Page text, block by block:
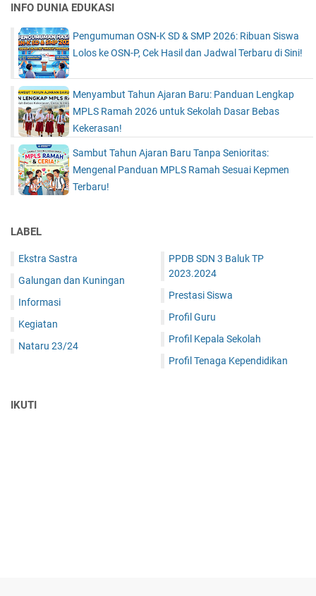
INFO DUNIA EDUKASI
Pengumuman OSN-K SD & SMP 2026: Ribuan Siswa
Lolos ke OSN-P, Cek Hasil dan Jadwal Terbaru di Sini!
Menyambut Tahun Ajaran Baru: Panduan Lengkap
MPLS Ramah 2026 untuk Sekolah Dasar Bebas
Kekerasan!
Sambut Tahun Ajaran Baru Tanpa Senioritas:
Mengenal Panduan MPLS Ramah Sesuai Kepmen
Terbaru!
LABEL
Ekstra Sastra
Galungan dan Kuningan
Informasi
Kegiatan
Nataru 23/24
PPDB SDN 3 Baluk TP
2023.2024
Prestasi Siswa
Profil Guru
Profil Kepala Sekolah
Profil Tenaga Kependidikan
IKUTI